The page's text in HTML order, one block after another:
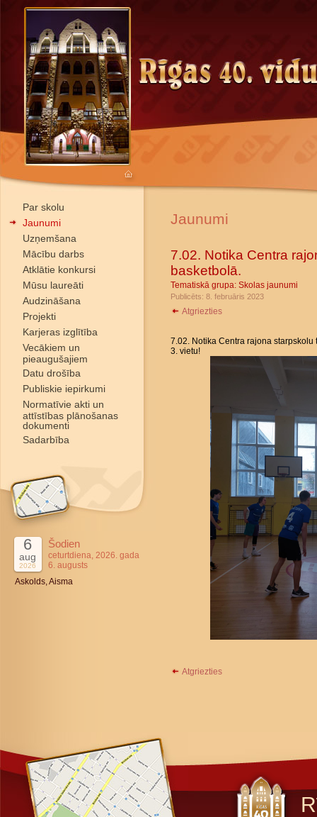
Par skolu
Jaunumi
Uzņemšana
Mācību darbs
Atklātie konkursi
Mūsu laureāti
Audzināšana
Projekti
Karjeras izglītība
Vecākiem un
pieaugušajiem
Datu drošība
Publiskie iepirkumi
Normatīvie akti un
attīstības plānošanas
dokumenti
Sadarbība
6
aug
2026
Šodien
ceturtdiena, 2026. gada
6. augusts
Askolds, Aisma
Jaunumi
7.02. Notika Centra
basketbolā.
Tematiskā grupa: Skolas jaunumi
Publicēts: 8. februāris 2023
Atgriezties
7.02. Notika Centra rajona
3. vietu!
Atgriezties